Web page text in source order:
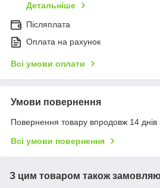
Детальніше
Післяплата
Оплата на рахунок
Всі умови оплати
Умови повернення
Повернення товару впродовж 14 днів
Всі умови повернення
З цим товаром також